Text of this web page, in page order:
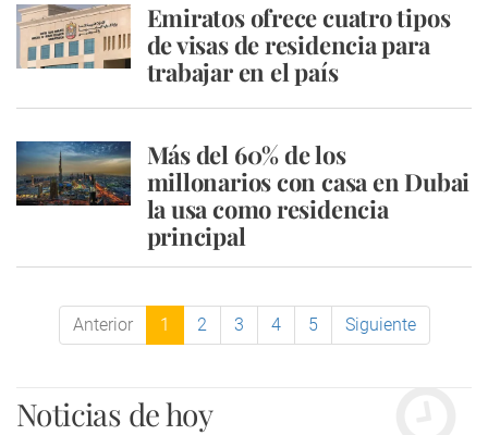
Emiratos ofrece cuatro tipos
de visas de residencia para
trabajar en el país
Más del 60% de los
millonarios con casa en Dubai
la usa como residencia
principal
Anterior 1 2 3 4 5 Siguiente
Noticias de hoy